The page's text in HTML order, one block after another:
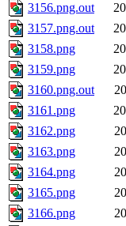
3156.png.out
3157.png.out
3158.png
3159.png
3160.png.out
3161.png
3162.png
3163.png
3164.png
3165.png
3166.png